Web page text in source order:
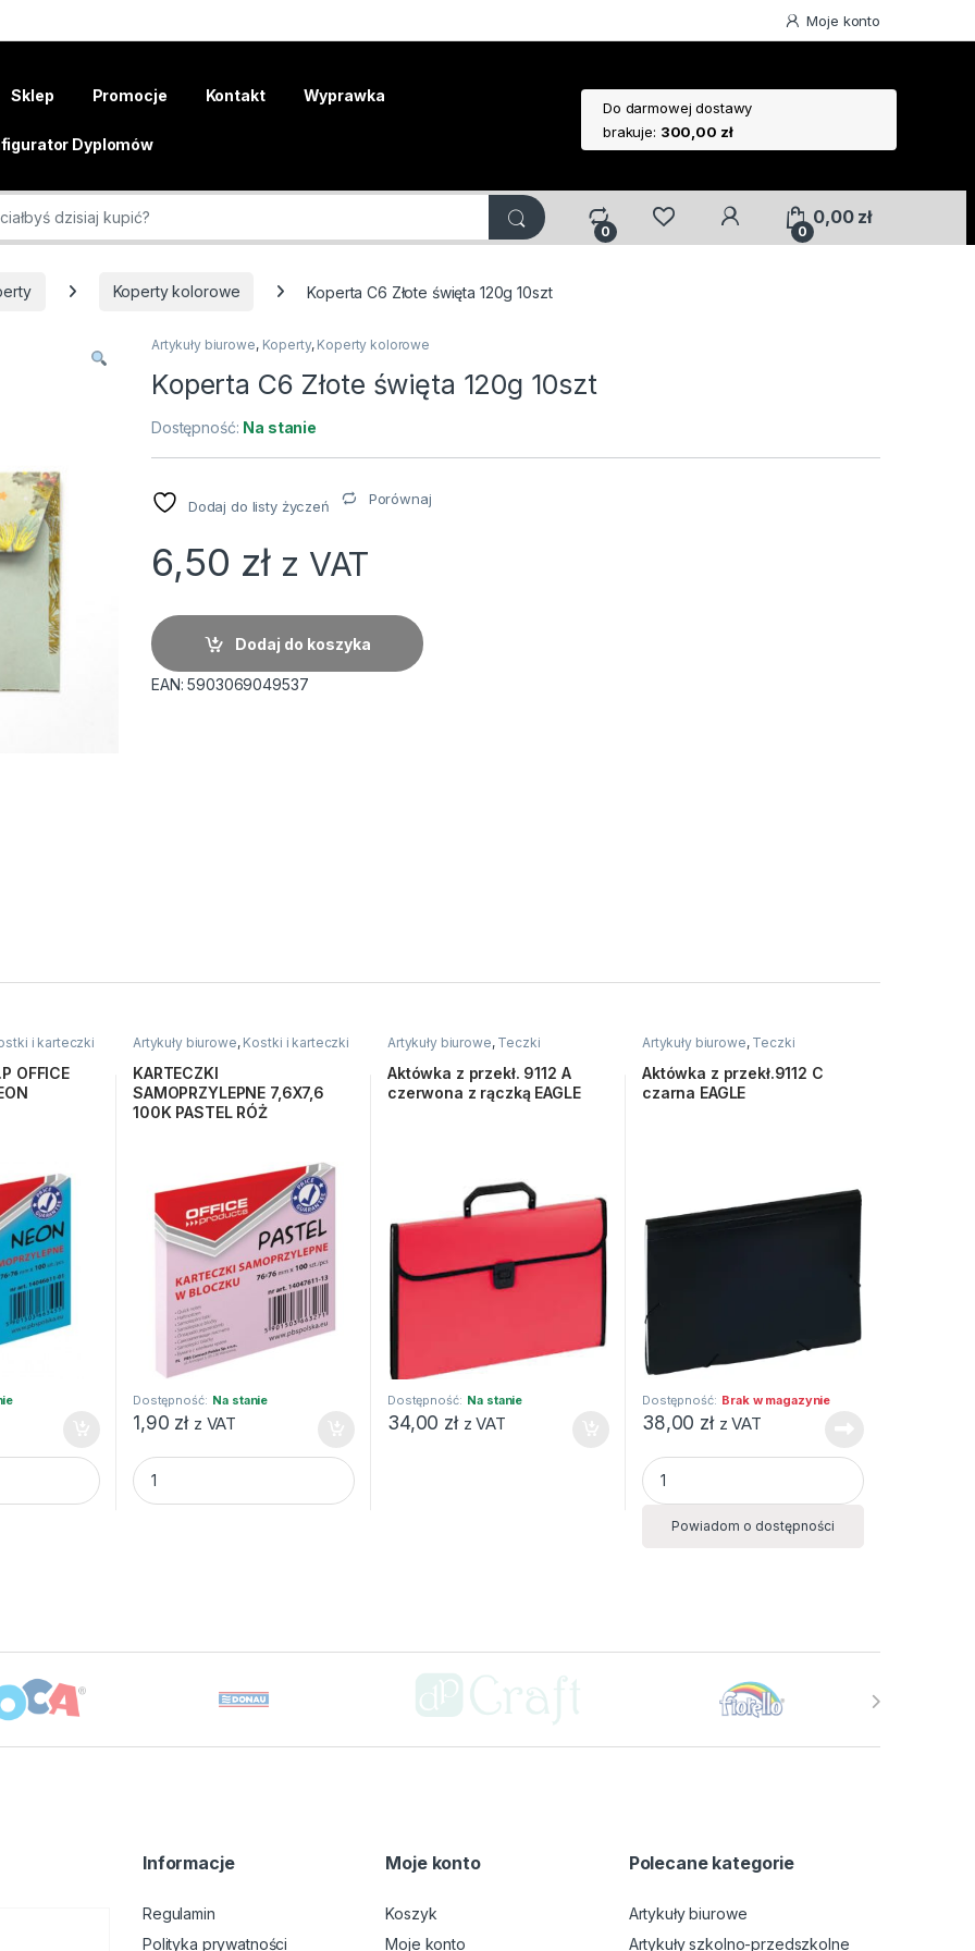
Moje konto
Sklep Promocje Kontakt Wyprawka
Dyplomów
Do darmowej dostawy
brakuje: 300,00 zł
0 0
0,00 zł
Koperty kolorowe Koperta C6 Złote święta 120g 10szt
Artykuły biurowe, Koperty, Koperty kolorowe
Koperta C6 Złote święta 120g 10szt
Dostępność: Na stanie
Dodaj do listy życzeń Porównaj
6,50 zł z VAT
Dodaj do koszyka
EAN:5903069049537
i karteczki
OFFICE
OFFICE 7,6X7,6, 100K NEON NIEBIESKI quantity
Artykuły biurowe, Kostki i karteczki
KARTECZKI
SAMOPRZYLEPNE 7,6X7,6
100K PASTEL RÓŻ
Dostępność: Na stanie
1,90 zł z VAT
KARTECZKI SAMOPRZYLEPNE 7,6X7,6 100K PASTEL RÓŻ quantity
Artykuły biurowe, Teczki
Aktówka z przekł. 9112 A
czerwona z rączką EAGLE
Dostępność: Na stanie
34,00 zł z VAT
Artykuły biurowe, Teczki
Aktówka z przekł.9112 C
czarna EAGLE
Dostępność: Brak w magazynie
38,00 zł z VAT
Aktówka z przekł.9112 C czarna EAGLE
Powiadom o dostępności
Informacje
Regulamin
Polityka prywatności
Moje konto
Koszyk
Moje konto
Polecane kategorie
Artykuły biurowe
Artykuły szkolno-przedszkolne